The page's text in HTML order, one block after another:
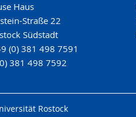
Haus
Straße 22
Südstadt
(0) 381 498 7591
381 498 7592
Rostock